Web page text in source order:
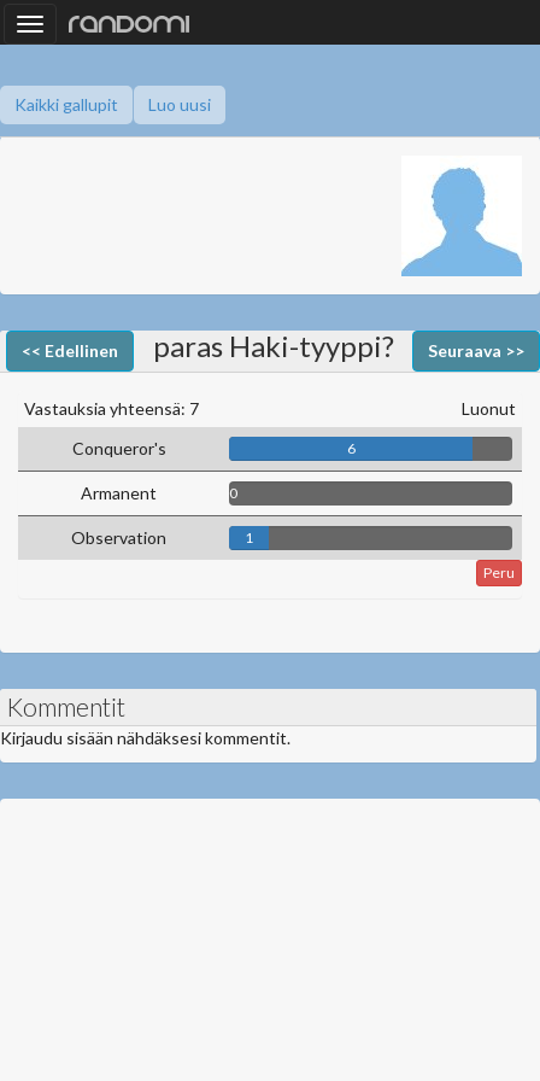
Toggle
navigation
Kaikki gallupit Luo uusi
<< Edellinen Seuraava >>
paras Haki-tyyppi?
Luonut
Vastauksia yhteensä: 7
Conqueror's
6
Armanent 0
Observation
1
Peru
Kommentit
Kirjaudu sisään nähdäksesi kommentit.